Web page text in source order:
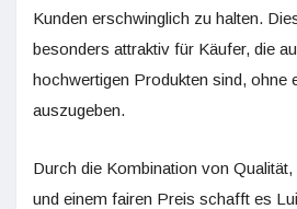
Kunden erschwinglich zu halten.
besonders attraktiv für Käufer, die
hochwertigen Produkten sind, ohne
auszugeben.
Durch die Kombination von
und einem fairen Preis schafft es